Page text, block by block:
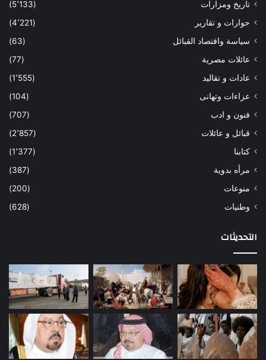
تاريخ ومزارات
(5٬133)
حوارات و تقارير
(4٬221)
سياسة واقتصاد القبائل
(63)
عائلات مصرية
(77)
عادات و تقاليد
(1٬555)
عزاءات وتهانى
(104)
فنون و ادب
(707)
قبائل و عائلات
(2٬857)
كتابنا
(1٬377)
مرأه بدوية
(387)
منوعات
(200)
وطنيات
(628)
التحديثات